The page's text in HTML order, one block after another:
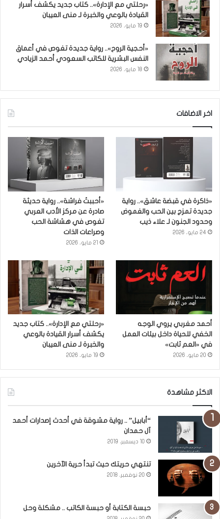
«رحلتي مع الإدارة».. كتاب جديد يكشف أسرار
القيادة بالوعي والخبرة لـ منى العيبان
19 مايو، 2026
«أحجية الروح».. رواية جديدة تغوص في أعماق
النفس البشرية للكاتب السعودي أحمد الزيادي
18 مايو، 2026
اخر الاضافات
«ذاكرة في قبضة عاشق».. رواية
جديدة تمزج بين الحب والغموض
وحدود الجنون لـ علاء ذيب
24 مايو، 2026
«أحببتُ فراشة».. رواية حديثة
صادرة عن مركز الأدب العربي
تغوص في هشاشة الحب
وصراعات الذات
21 مايو، 2026
أحمد مغربي يروي الوجه
الخفي للحياة داخل بيئات العمل
في «العم ثابت»
20 مايو، 2026
«رحلتي مع الإدارة».. كتاب جديد
يكشف أسرار القيادة بالوعي
والخبرة لـ منى العيبان
19 مايو، 2026
الاكثر مشاهدة
“أبابيل” .. رواية مشوقة في أحدث إصدارات أحمد
آل حمدان
10 ديسمبر، 2019
تنتهي حريتك حيث تبدأ حرية الآخرين
20 نوفمبر، 2018
حبسة الكتابة أو حبسة الكاتب .. مشكلة وحل